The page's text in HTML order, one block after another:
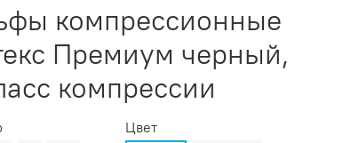
компрессионные
Премиум черный,
компрессии
Цвет